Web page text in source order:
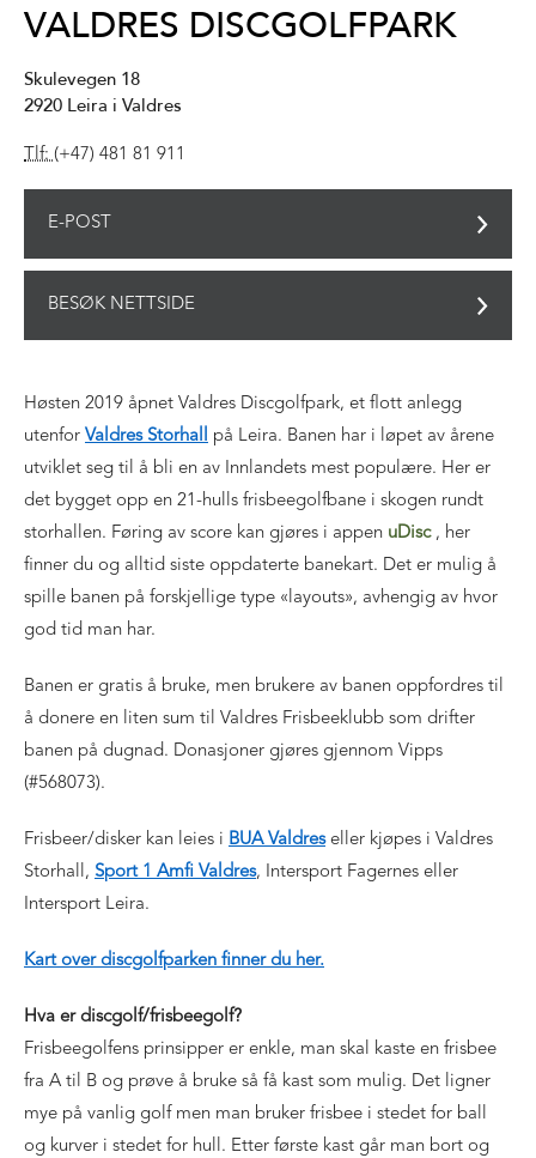
VALDRES DISCGOLFPARK
Skulevegen 18
2920 Leira i Valdres
Tlf:(+47) 481 81 911
E-POST
BESØK NETTSIDE
Høsten 2019 åpnet Valdres Discgolfpark, et flott anlegg
utenfor Valdres Storhall på Leira. Banen har i løpet av årene
utviklet seg til å bli en av Innlandets mest populære. Her er
det bygget opp en 21-hulls frisbeegolfbane i skogen rundt
storhallen. Føring av score kan gjøres i appen uDisc, her
finner du og alltid siste oppdaterte banekart. Det er mulig å
spille banen på forskjellige type «layouts», avhengig av hvor
god tid man har.
Banen er gratis å bruke, men brukere av banen oppfordres til
å donere en liten sum til Valdres Frisbeeklubb som drifter
banen på dugnad. Donasjoner gjøres gjennom Vipps
(#568073).
Frisbeer/disker kan leies i BUA Valdreseller kjøpes i Valdres
Storhall, Sport 1 Amfi Valdres, Intersport Fagernes eller
Intersport Leira.
Kart over discgolfparken finner du her.
Hva er discgolf/frisbeegolf?
Frisbeegolfens prinsipper er enkle, man skal kaste en frisbee
fra A til B og prøve å bruke så få kast som mulig. Det ligner
mye på vanlig golf men man bruker frisbee i stedet for ball
og kurver i stedet for hull. Etter første kast går man bort og